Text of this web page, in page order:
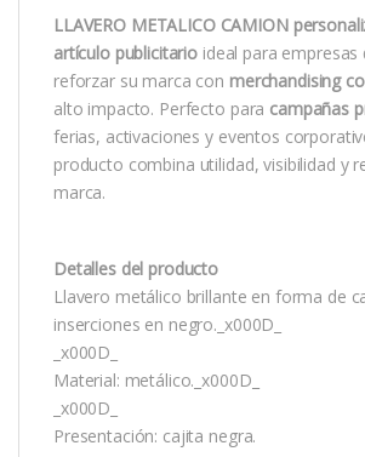
LLAVERO METALICO CAMION
artículo publicitario ideal para empresas
reforzar su marca con merchandising
alto impacto. Perfecto para campañas
ferias, activaciones y eventos
producto combina utilidad, visibilidad y
marca.
Detalles del producto
Llavero metálico brillante en forma de
inserciones en negro._x000D_
_x000D_
Material: metálico._x000D_
_x000D_
Presentación: cajita negra.